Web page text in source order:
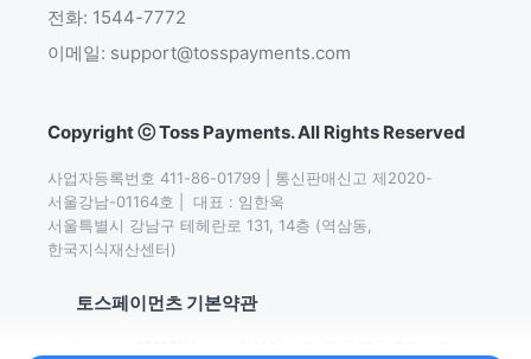
전화: 1544-7772
이메일: support@tosspayments.com
Copyright ⓒ Toss Payments. All Rights Reserved
사업자등록번호 411-86-01799 | 통신판매신고 제2020-
서울강남-01164호 |  대표 : 임한욱
서울특별시 강남구 테헤란로 131, 14층 (역삼동,
한국지식재산센터)
토스페이먼츠 기본약관